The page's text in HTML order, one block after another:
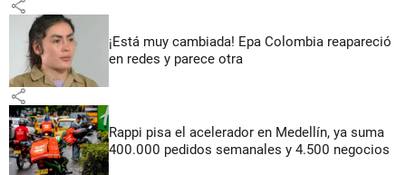
share
¡Está muy cambiada! Epa Colombia reapareció
en redes y parece otra
share
Rappi pisa el acelerador en Medellín, ya suma
400.000 pedidos semanales y 4.500 negocios